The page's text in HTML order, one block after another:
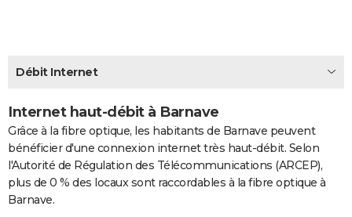
CARTE DE VOEUX
Carte de Noël
Carte Bonne année
Carte Saint-Valentin
Carte Pâques
Carte d'anniversaire
DICTIONNAIRE
PROGRAMME TV
Débit Internet
Internet haut-débit à Barnave
Grâce à la fibre optique, les habitants de Barnave peuvent
bénéficier d'une connexion internet très haut-débit. Selon
l'Autorité de Régulation des Télécommunications (ARCEP),
plus de 0 % des locaux sont raccordables à la fibre optique à
Barnave.